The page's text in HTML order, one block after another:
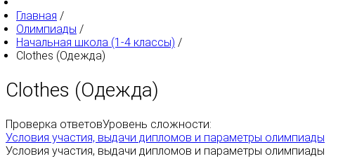
Главная /
Олимпиады /
Начальная школа (1-4 классы) /
Clothes (Одежда)
Clothes (Одежда)
Проверка ответовУровень сложности:
Условия участия, выдачи дипломов и параметры олимпиады
Условия участия, выдачи дипломов и параметры олимпиады